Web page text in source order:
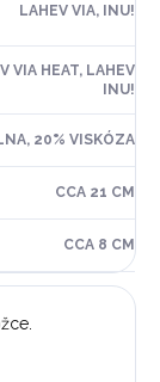
LAHEV VIA, INU!
VIA HEAT, LAHEV
INU!
20% VISKÓZA
CCA 21 CM
CCA 8 CM